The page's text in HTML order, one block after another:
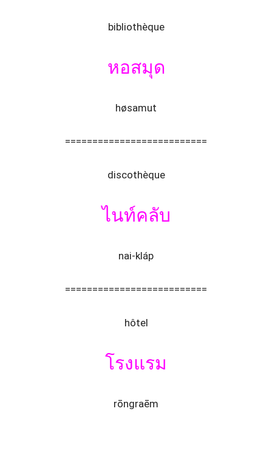
bibliothèque
หอสมุด
høsamut
==========================
discothèque
ไนท์คลับ
nai-kláp
==========================
hôtel
โรงแรม
rōngraēm